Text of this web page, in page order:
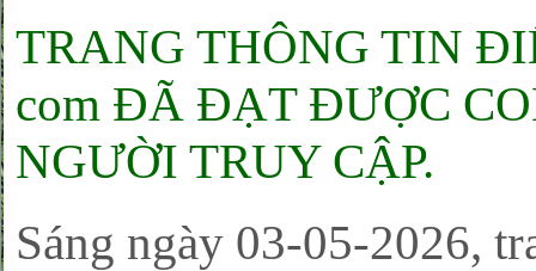
TRANG THÔNG TIN
com ĐÃ ĐẠT ĐƯỢC
NGƯỜI TRUY CẬP.
Sáng ngày 03-05-2026,